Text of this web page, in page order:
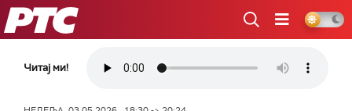
РТС
Читај ми!